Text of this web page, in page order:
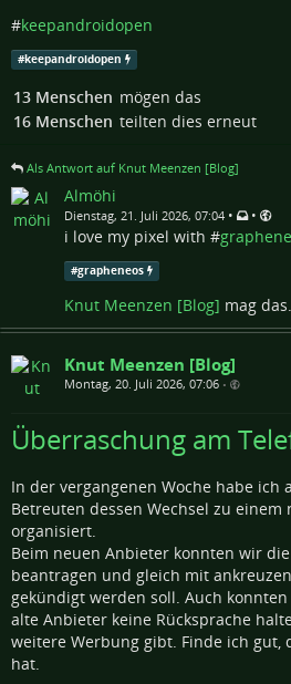
#keepandroidopen
#keepandroidopen
13 Menschen mögen das
16 Menschen teilten dies erneut
Als Antwort auf Knut Meenzen [Blog]
Almöhi
Dienstag, 21. Juli 2026, 07:04 • •
i love my pixel with #
#grapheneos
Knut Meenzen [Blog] mag das.
Knut Meenzen [Blog]
Montag, 20. Juli 2026, 07:06 •
Überraschung am
In der vergangenen Woche habe ich
Betreuten dessen Wechsel zu
organisiert.
Beim neuen Anbieter konnten wir
beantragen und gleich mit
gekündigt werden soll. Auch
alte Anbieter keine Rücksprache
weitere Werbung gibt. Finde ich gut,
hat.